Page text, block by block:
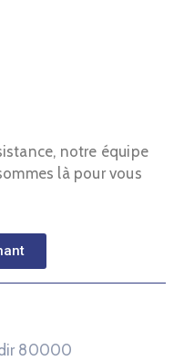
notre équipe
là pour vous
80000